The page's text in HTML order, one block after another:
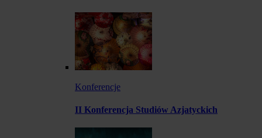
Konferencje
II Konferencja Studiów Azjatyckich